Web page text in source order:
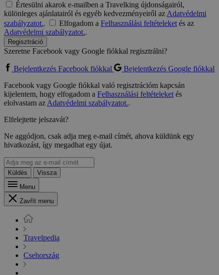
Értesülni akarok e-mailben a Travelking újdonságairól,
különleges ajánlatairól és egyéb kedvezményeiről azAdatvédelmi
szabályzatot.. Elfogadom a Felhasználási feltételeketés az
Adatvédelmi szabályzatot..
Regisztráció
Szeretne Facebook vagy Google fiókkal regisztrálni?
Bejelentkezés Facebook fiókkal
Bejelentkezés Google fiókkal
Facebook vagy Google fiókkal való regisztrációm kapcsán
kijelentem, hogy elfogadom a Felhasználási feltételeketés
elolvastam azAdatvédelmi szabályzatot..
Elfelejtette jelszavát?
Ne aggódjon, csak adja meg e-mail címét, ahova küldünk egy
hivatkozást, így megadhat egy újat.
Küldés
Vissza
Menu
Zavřít menu
Travelpedia
Csehország